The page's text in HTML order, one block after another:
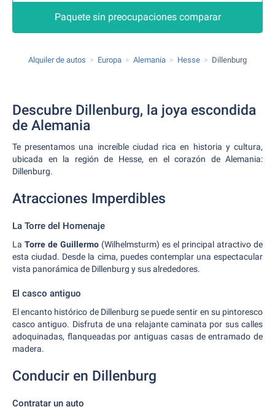
Paquete sin preocupaciones comparar
Alquiler de autos Europa Alemania Hesse Dillenburg
Descubre Dillenburg, la joya escondida
de Alemania
Te presentamos una increíble ciudad rica en historia y cultura,
ubicada en la región de Hesse, en el corazón de Alemania:
Dillenburg.
Atracciones Imperdibles
La Torre del Homenaje
La Torre de Guillermo (Wilhelmsturm) es el principal atractivo de
esta ciudad. Desde la cima, puedes contemplar una espectacular
vista panorámica de Dillenburg y sus alrededores.
El casco antiguo
El encanto histórico de Dillenburg se puede sentir en su pintoresco
casco antiguo. Disfruta de una relajante caminata por sus calles
adoquinadas, flanqueadas por antiguas casas de entramado de
madera.
Conducir en Dillenburg
Contratar un auto